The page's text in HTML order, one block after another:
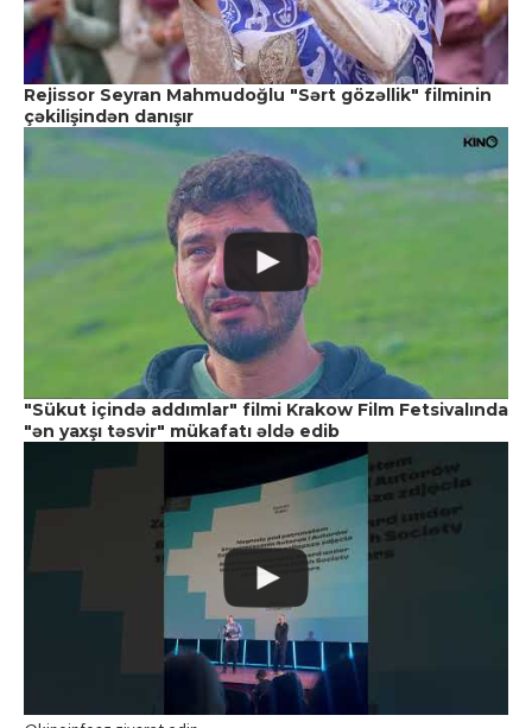
Rejissor Seyran Mahmudoğlu "Sərt gözəllik" filminin
çəkilişindən danışır
"Sükut içində addımlar" filmi Krakow Film Fetsivalında
"ən yaxşı təsvir" mükafatı əldə edib